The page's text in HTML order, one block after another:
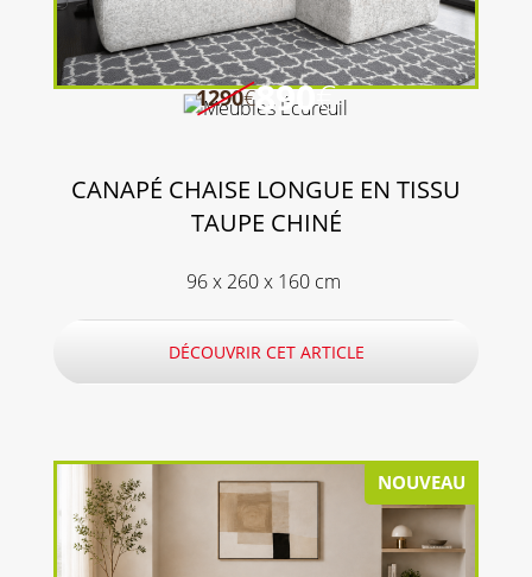
1290€890€
CANAPÉ CHAISE LONGUE EN TISSU
TAUPE CHINÉ
96 x 260 x 160 cm
DÉCOUVRIR CET ARTICLE
NOUVEAU